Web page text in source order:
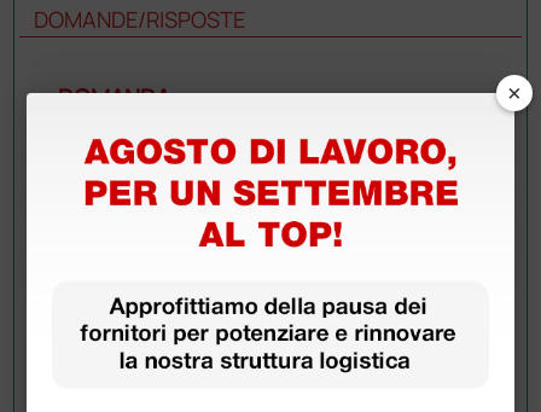
DOMANDE/RISPOSTE
DOMANDA
Buongiorno, potrei sapere se la calzata è
grande o regolare? Calzo 38 e sono indecisa
se acquistare 37-38 o 38-39. Grazie mille
Doctor Shop- 03/09/2020
Gentile cliente, la calzata è regolare. Ad ogni
modo qualora fosse necessario potrà esercitare
×